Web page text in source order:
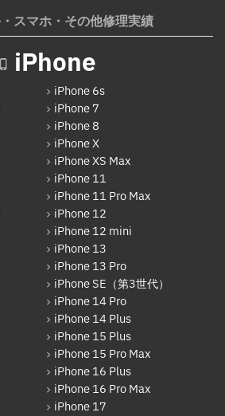
ントパネル交換修理
チ（第6世代）
）
代）
スマホ・その他修理実績
iPhone
iPhone 6s
iPhone 7
iPhone 8
iPhone X
iPhone XS Max
iPhone 11
iPhone 11 Pro Max
iPhone 12
iPhone 12 mini
iPhone 13
iPhone 13 Pro
iPhone SE（第3世代）
iPhone 14 Pro
iPhone 14 Plus
iPhone 15 Plus
iPhone 15 Pro Max
iPhone 16 Plus
iPhone 16 Pro Max
iPhone 17